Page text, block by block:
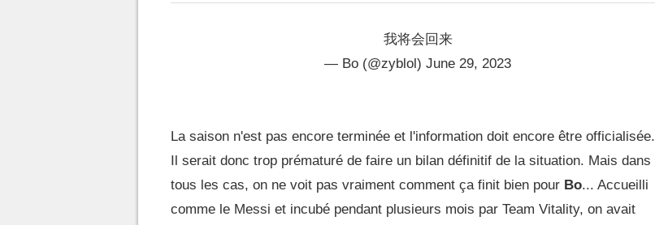
我将会回来
— Bo (@zyblol) June 29, 2023
La saison n'est pas encore terminée et l'information doit encore être officialisée.
Il serait donc trop prématuré de faire un bilan définitif de la situation. Mais dans
tous les cas, on ne voit pas vraiment comment ça finit bien pour Bo... Accueilli
comme le Messi et incubé pendant plusieurs mois par Team Vitality, on avait